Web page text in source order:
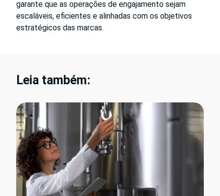
garante que as operações de engajamento sejam
escaláveis, eficientes e alinhadas com os objetivos
estratégicos das marcas.
Leia também: